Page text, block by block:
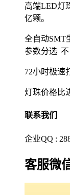
高端LED灯
亿颗。
全自动SMT
参数分选|
72小时极速
灯珠价格比
联系我们
企业QQ :
客服微